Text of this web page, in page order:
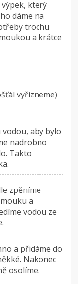
který
dáme na
trochu
a krátce
vyřízneme)
aby bylo
nadrobno
Takto
zpěníme
a
vodou ze
a přidáme do
Nakonec
osolíme.